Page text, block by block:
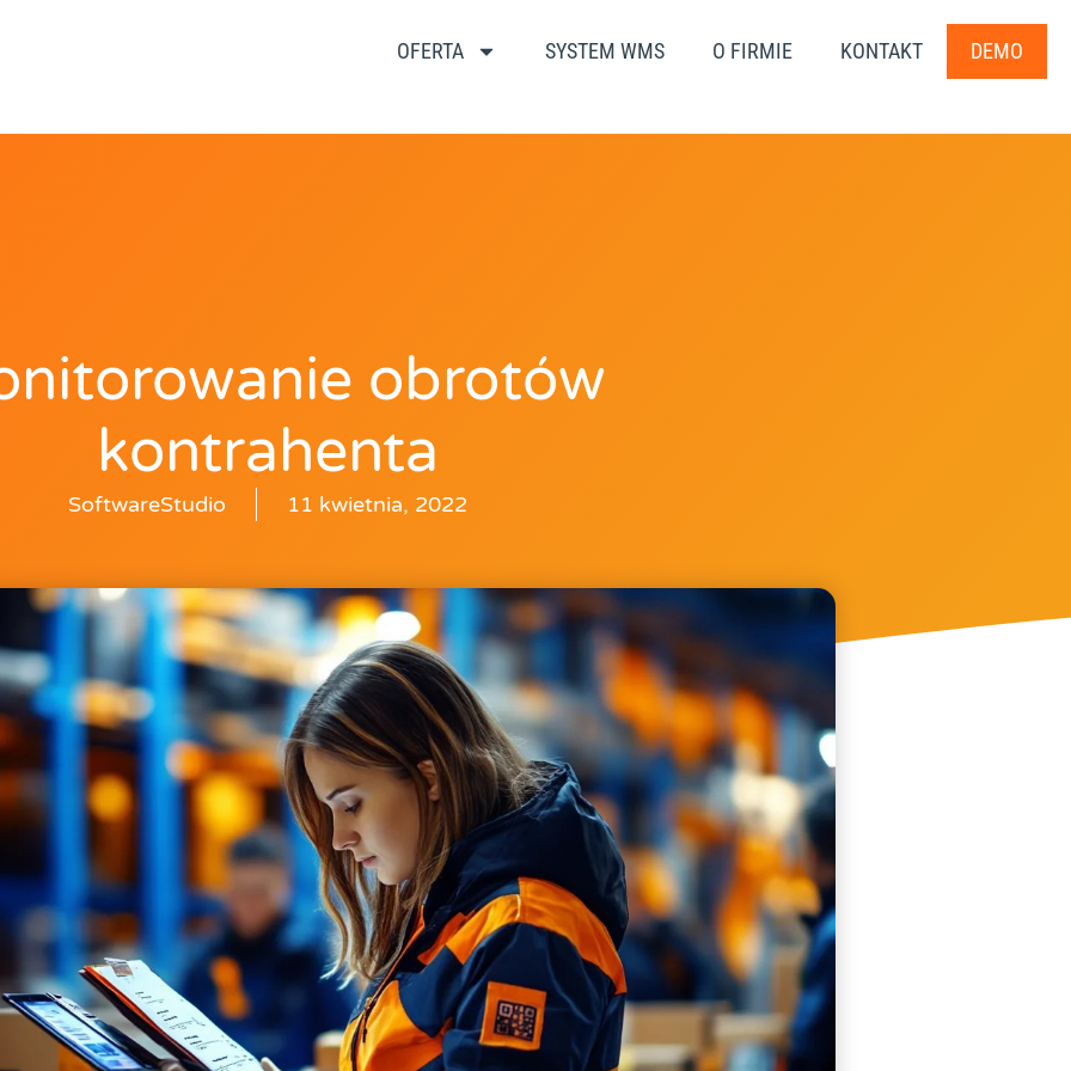
OFERTA SYSTEM WMS O FIRMIE KONTAKT DEMO
obrotów
kontrahenta
SoftwareStudio 11 kwietnia, 2022